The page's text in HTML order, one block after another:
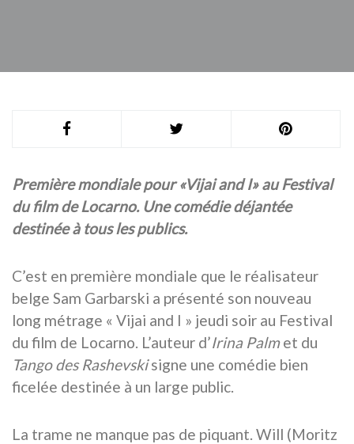
Première mondiale pour «Vijai and I» au Festival
du film de Locarno. Une comédie déjantée
destinée à tous les publics.
C’est en première mondiale que le réalisateur
belge Sam Garbarski a présenté son nouveau
long métrage « Vijai and I » jeudi soir au Festival
du film de Locarno. L’auteur d’Irina Palmet du
Tango des Rashevskisigne une comédie bien
ficelée destinée à un large public.
La trame ne manque pas de piquant. Will (Moritz